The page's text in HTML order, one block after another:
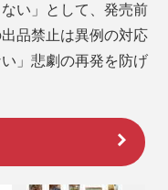
い」として、発売前
品禁止は異例の対応
」悲劇の再発を防げ